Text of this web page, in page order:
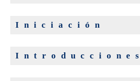
Iniciación
Introducciones